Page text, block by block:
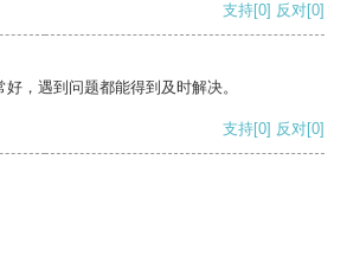
支持[0] 反对[0]
，遇到问题都能得到及时解决。
支持[0] 反对[0]